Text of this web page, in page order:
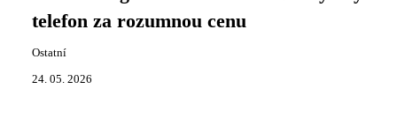
telefon za rozumnou cenu
Ostatní
24. 05. 2026